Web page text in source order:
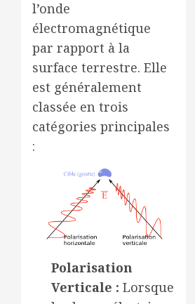
l’onde
électromagnétique
par rapport à la
surface terrestre. Elle
est généralement
classée en trois
catégories principales
:
Polarisation
Verticale : Lorsque